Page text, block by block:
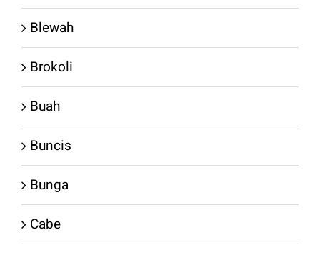
Blewah
Brokoli
Buah
Buncis
Bunga
Cabe